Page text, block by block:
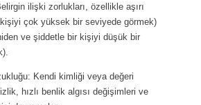
ilişki zorlukları, özellikle aşırı
çok yüksek bir seviyede görmek)
ve şiddetle bir kişiyi düşük bir
Kendi kimliği veya değeri
hızlı benlik algısı değişimleri ve